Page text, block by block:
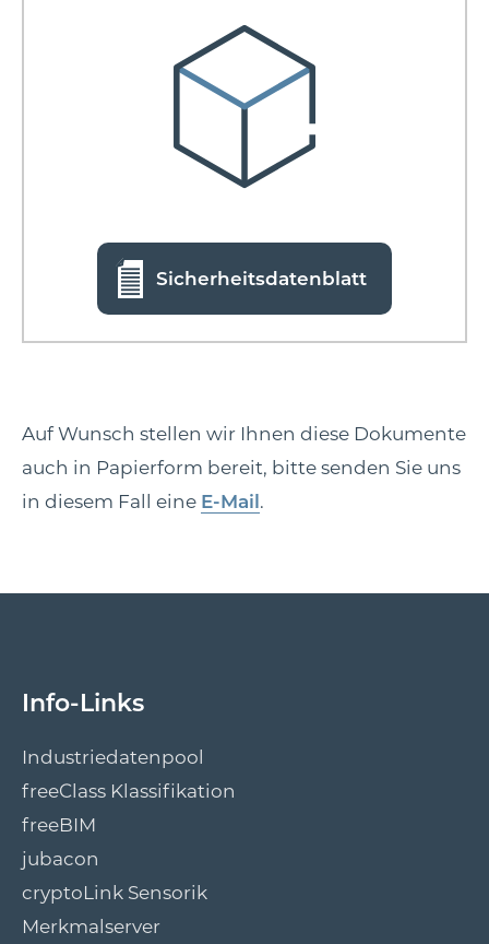
Sicherheitsdatenblatt
Auf Wunsch stellen wir Ihnen diese Dokumente
auch in Papierform bereit, bitte senden Sie uns
in diesem Fall eine E-Mail .
Info-Links
Industriedatenpool
freeClass Klassifikation
freeBIM
jubacon
cryptoLink Sensorik
Merkmalserver